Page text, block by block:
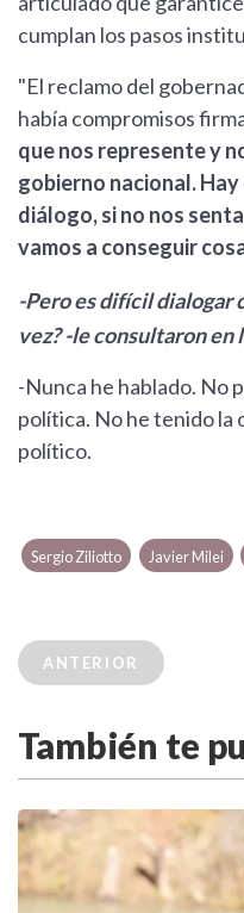
cumplan los pasos
"El reclamo del
había compromisos
que nos represente y
gobierno nacional.
diálogo, si no nos
vamos a conseguir
-Pero es difícil dialogar
vez? -le consultaron en
-Nunca he hablado. No
política. No he tenido la
político.
Sergio Ziliotto Javier Milei
ANTERIOR
También te